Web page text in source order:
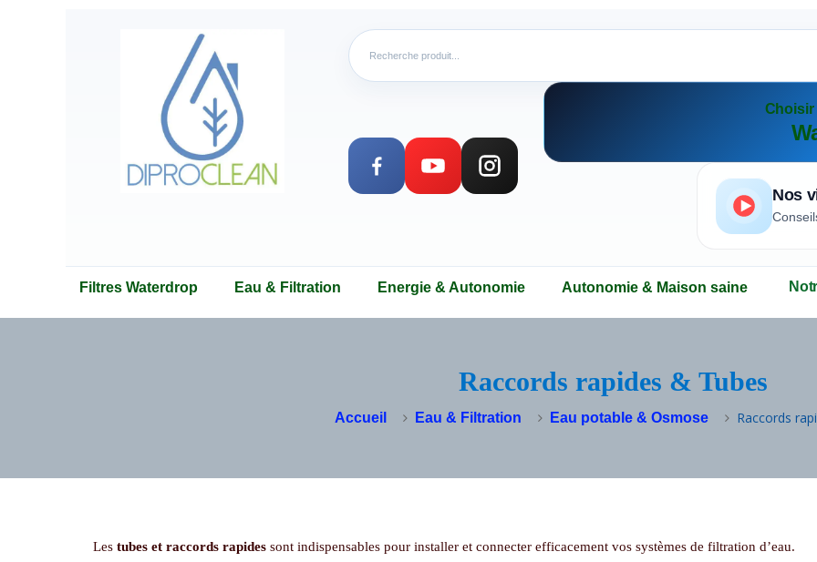
Choisir
Nos
Filtres Waterdrop Eau & Filtration Energie & Autonomie Autonomie & Maison saine
Raccords rapides & Tubes
Accueil Eau & Filtration Eau potable & Osmose Raccords
Les tubes et raccords rapides sont indispensables pour installer et connecter efficacement vos systèmes de filtration d’eau.